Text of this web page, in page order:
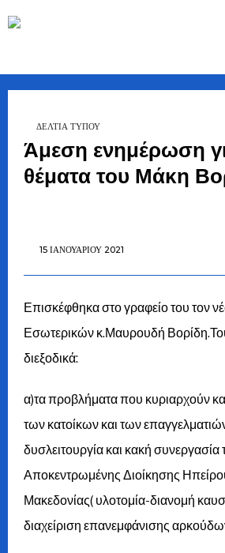
Ζήσης
Bουλευτής Ν.
Άμεση ενημέρωση
θέματα του Μάκη
ΔΕΛΤΙΑ ΤΥΠΟΥ
15 ΙΑΝΟΥΑΡΊΟΥ 2021
Επισκέφθηκα στο γραφείο του τον
Εσωτερικών κ.Μαυρουδή
διεξοδικά:
α)τα προβλήματα που κυριαρχούν και
των κατοίκων και των
δυσλειτουργία και κακή συνεργασία
Αποκεντρωμένης Διοίκησης
Μακεδονίας( υλοτομία-διανομή
διαχείριση επανεμφάνισης